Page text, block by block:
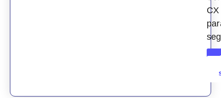
CX